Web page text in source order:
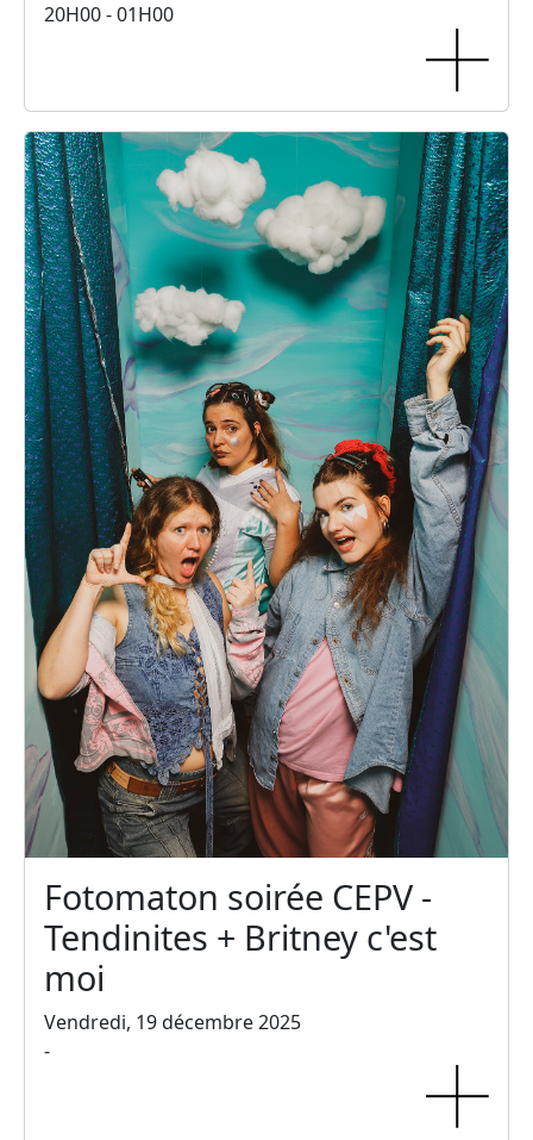
20H00 - 01H00
Fotomaton soirée CEPV -
Tendinites + Britney c'est
moi
Vendredi, 19 décembre 2025
-